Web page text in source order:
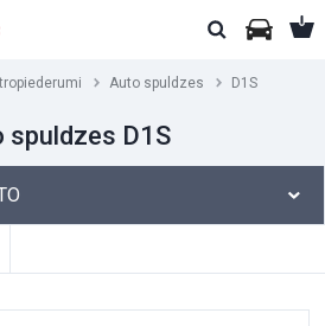
Auto spuldzes D1S
spuldzes D1S